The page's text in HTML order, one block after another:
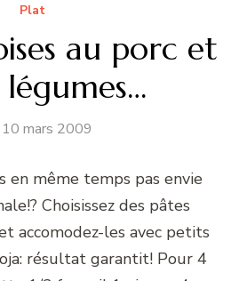
Plat
au porc et
10 mars 2009
en même temps pas envie
Choisissez des pâtes
accomodez-les avec petits
résultat garantit! Pour 4